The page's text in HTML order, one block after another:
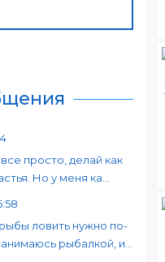
просто, делай как
Но у меня ка...
ловить нужно по-
рыбалкой, и...